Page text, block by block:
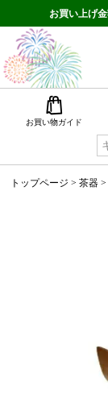
お買い上げ
お買い物ガイド
トップページ 茶器